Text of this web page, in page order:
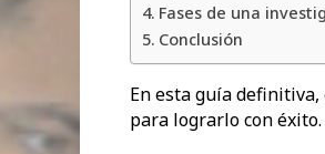
Fases de una
Conclusión
En esta guía
para lograrlo con éxito.